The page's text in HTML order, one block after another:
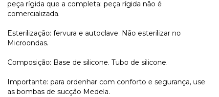
peça rígida que a completa: peça rígida não é
comercializada.
Esterilização: fervura e autoclave. Não esterilizar no
Microondas.
Composição: Base de silicone. Tubo de silicone.
Importante: para ordenhar com conforto e segurança, use
as bombas de sucção Medela.